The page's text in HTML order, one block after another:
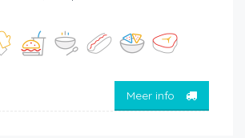
Meer info